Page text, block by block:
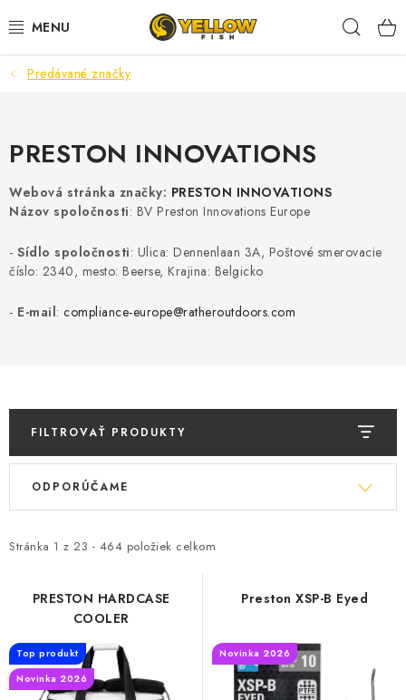
na
NOVINKY 2026
PRÚTY
NAVIJAKY
ARÓMY
BIŽUTERIA-DOPLNKY
TAŠKY A PÚZDRA
NA STUDENÚ VODU
DARČEKOVÝ POUKAZ
OBCHODNÉ PODMIENKY
MOJA OBJEDNÁVKA
Predávané značky
PRESTON INNOVATIONS
Webová stránka značky: PRESTON INNOVATIONS
Názov spoločnosti: BV Preston Innovations Europe
- Sídlo spoločnosti: Ulica: Dennenlaan 3A, Poštové smerovacie
číslo: 2340, mesto: Beerse, Krajina: Belgicko
- E-mail: compliance-europe@ratheroutdoors.com
FILTROVAŤ PRODUKTY
V
i
o
d
Stránka 1 z 23 - 464 položiek celkom
R
e
p
r
ODPORÚČAME
PRESTON HARDCASE
COOLER
Top produkt
Novinka 2026
Preston XSP-B Eyed
Novinka 2026